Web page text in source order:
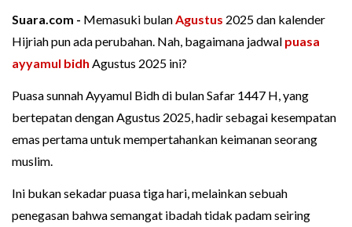
Suara.com - Memasuki bulanAgustus 2025 dan kalender
Hijriah pun ada perubahan. Nah, bagaimana jadwal puasa
ayyamul bidh Agustus 2025 ini?
Puasa sunnah Ayyamul Bidh di bulan Safar 1447 H, yang
bertepatan dengan Agustus 2025, hadir sebagai kesempatan
emas pertama untuk mempertahankan keimanan seorang
muslim.
Ini bukan sekadar puasa tiga hari, melainkan sebuah
penegasan bahwa semangat ibadah tidak padam seiring